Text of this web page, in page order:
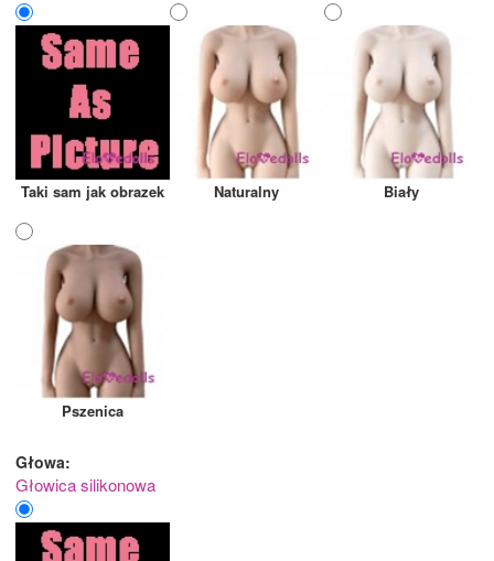
Taki sam jak obrazek Naturalny Biały
Pszenica
Głowa:
Głowica silikonowa